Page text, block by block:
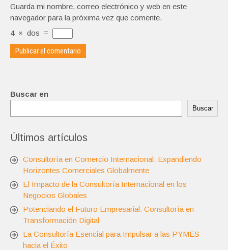
Guarda mi nombre, correo electrónico y web en este
navegador para la próxima vez que comente.
4 × dos =
Buscar en
Buscar
Últimos artículos
Consultoría en Comercio Internacional: Expandiendo
Horizontes Comerciales Globalmente
El Impacto de la Consultoría Internacional en los
Negocios Globales
Potenciando el Futuro Empresarial: Consultoría en
Transformación Digital
La Consultoría Esencial para Impulsar a las PYMES
hacia el Éxito